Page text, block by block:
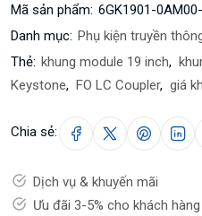
Mã sản phẩm: 6GK1901-
Danh mục: Phụ kiện truyền
Thẻ: khung module 19 inch,
Keystone, FO LC Coupler, giá
Chia sẻ:
Dịch vụ & khuyến mãi
Ưu đãi 3-5% cho khách